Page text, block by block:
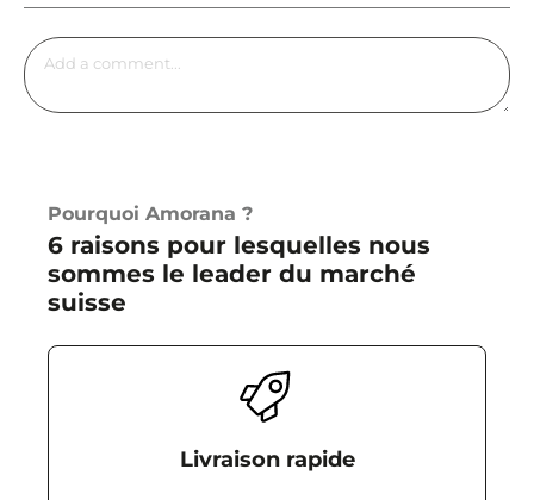
Pourquoi Amorana ?
6 raisons pour lesquelles nous
sommes le leader du marché
suisse
Livraison rapide